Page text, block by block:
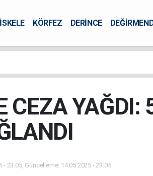
KÖRFEZ DERİNCE
CEZA YAĞDI:
- 23:05, Güncelleme: 14.05.2025 - 23:05